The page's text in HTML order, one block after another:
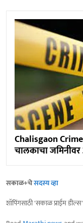
Chalisgaon
चालकाचा
सकाळ+चेसदस्य व्हा
शॉपिंगसाठी 'सकाळ प्राईम